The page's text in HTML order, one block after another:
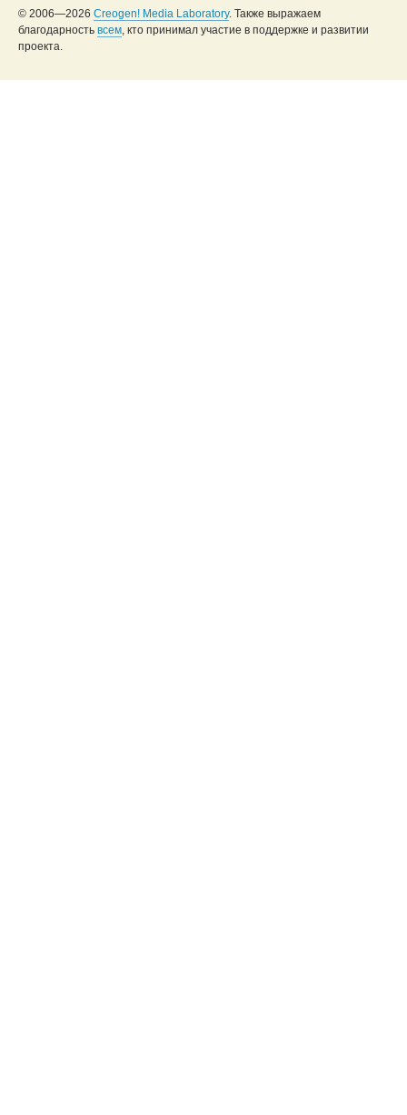
© 2006—2026 Creogen! Media Laboratory. Также выражаем
благодарность всем, кто принимал участие в поддержке и развитии
проекта.